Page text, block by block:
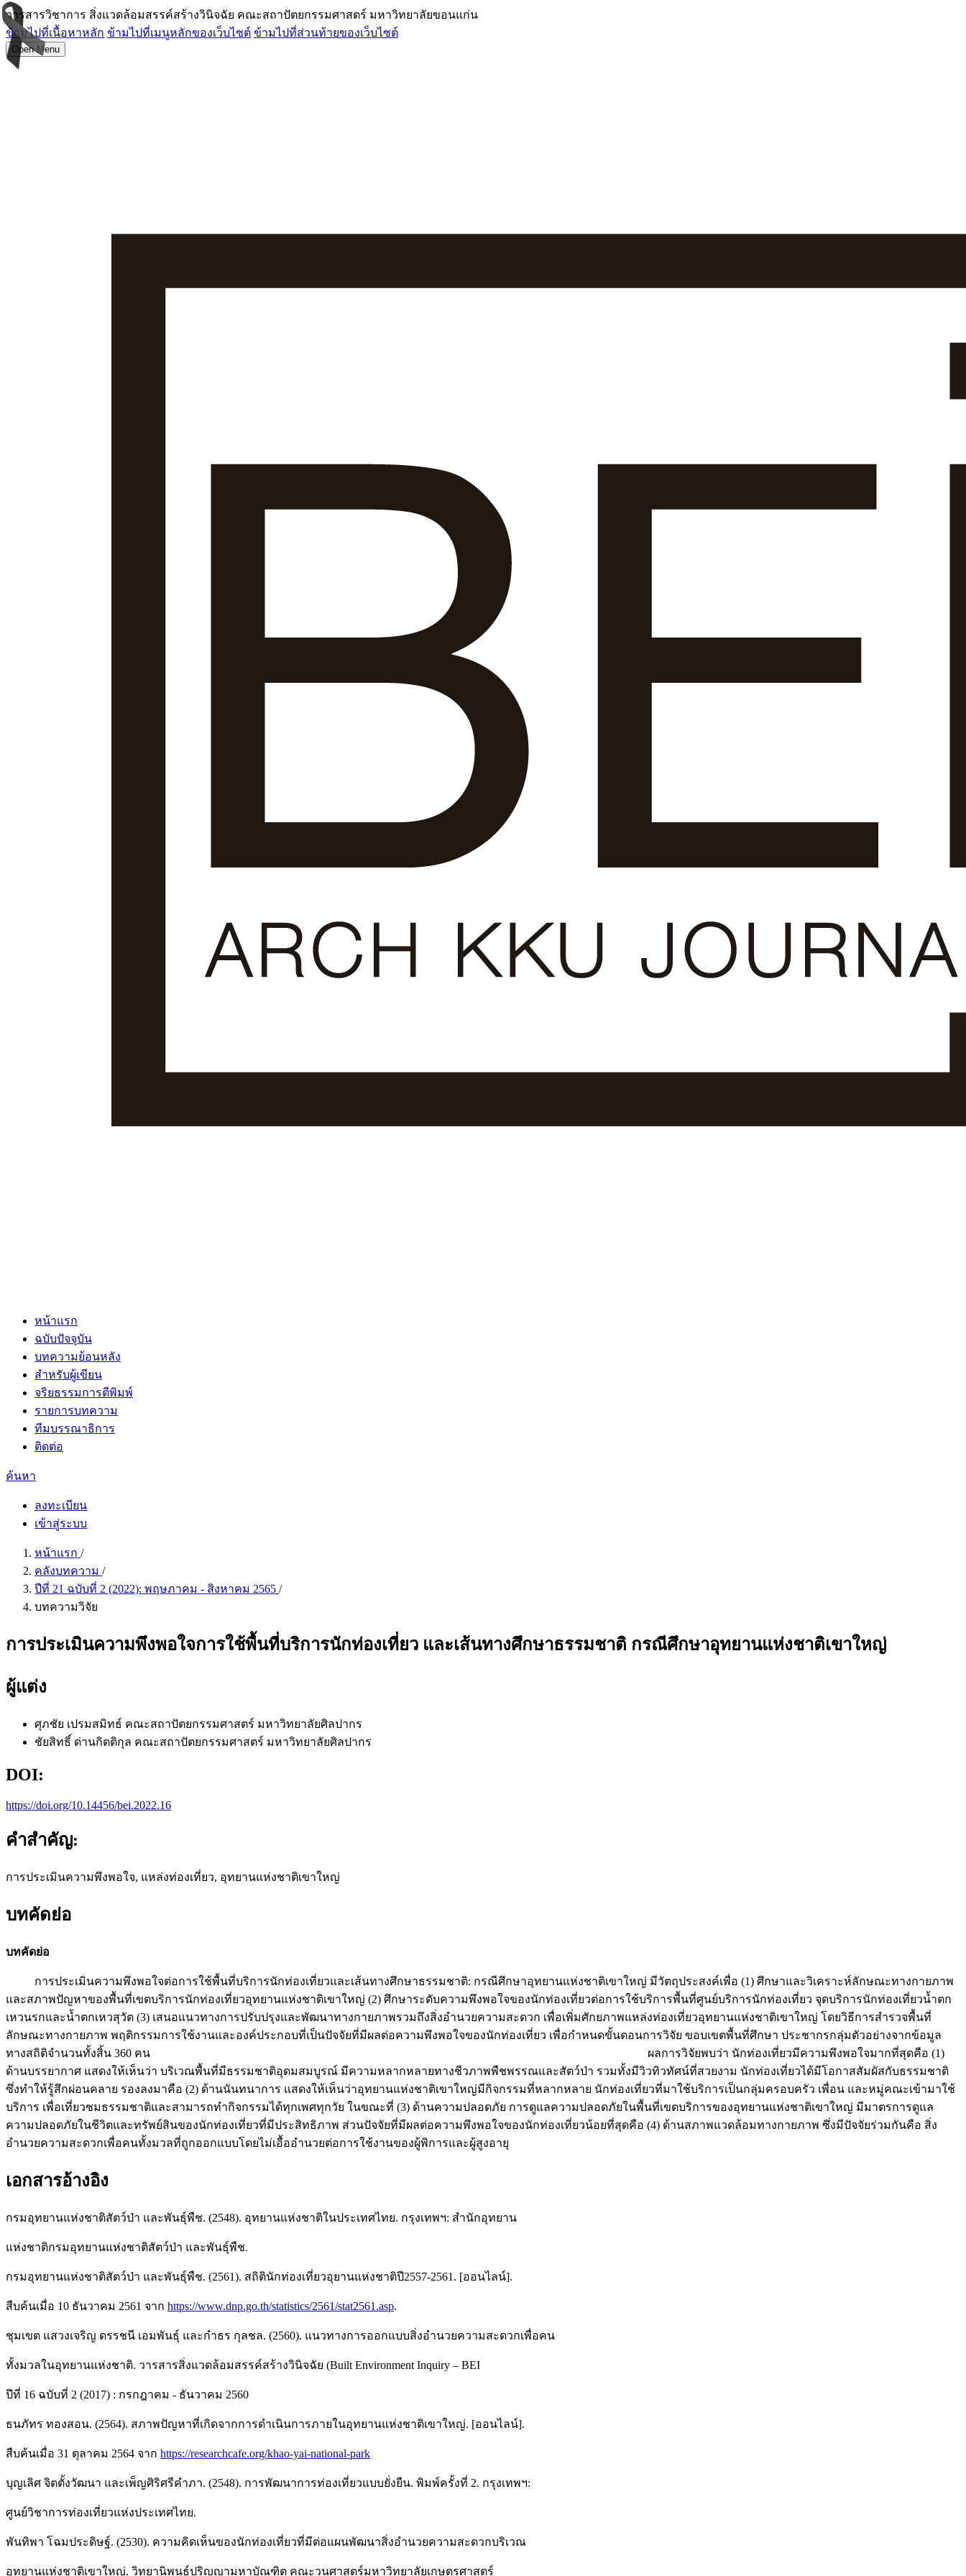
วารสารวิชาการ สิ่งแวดล้อมสรรค์สร้างวินิจฉัย คณะสถาปัตยกรรมศาสตร์ มหาวิทยาลัยขอนแก่น
ข้ามไปที่เนื้อหาหลัก ข้ามไปที่เมนูหลักของเว็บไซต์ ข้ามไปที่ส่วนท้ายของเว็บไซต์
Open Menu
หน้าแรก
ฉบับปัจจุบัน
บทความย้อนหลัง
สำหรับผู้เขียน
จริยธรรมการตีพิมพ์
รายการบทความ
ทีมบรรณาธิการ
ติดต่อ
ค้นหา
ลงทะเบียน
เข้าสู่ระบบ
หน้าแรก /
คลังบทความ /
ปีที่ 21 ฉบับที่ 2 (2022): พฤษภาคม - สิงหาคม 2565 /
บทความวิจัย
การประเมินความพึงพอใจการใช้พื้นที่บริการนักท่องเที่ยว และเส้นทางศึกษาธรรมชาติ กรณีศึกษาอุทยานแห่งชาติเขาใหญ่
ผู้แต่ง
ศุภชัย เปรมสมิทธ์ คณะสถาปัตยกรรมศาสตร์ มหาวิทยาลัยศิลปากร
ชัยสิทธิ์ ด่านกิตติกุล คณะสถาปัตยกรรมศาสตร์ มหาวิทยาลัยศิลปากร
DOI:
https://doi.org/10.14456/bei.2022.16
คำสำคัญ:
การประเมินความพึงพอใจ, แหล่งท่องเที่ยว, อุทยานแห่งชาติเขาใหญ่
บทคัดย่อ
บทคัดย่อ
การประเมินความพึงพอใจต่อการใช้พื้นที่บริการนักท่องเที่ยวและเส้นทางศึกษาธรรมชาติ: กรณีศึกษาอุทยานแห่งชาติเขาใหญ่ มีวัตถุประสงค์เพื่อ (1) ศึกษาและวิเคราะห์ลักษณะทางกายภาพ
และสภาพปัญหาของพื้นที่เขตบริการนักท่องเที่ยวอุทยานแห่งชาติเขาใหญ่ (2) ศึกษาระดับความพึงพอใจของนักท่องเที่ยวต่อการใช้บริการพื้นที่ศูนย์บริการนักท่องเที่ยว จุดบริการนักท่องเที่ยวน้ำตก
เหวนรกและน้ำตกเหวสุวัต (3) เสนอแนวทางการปรับปรุงและพัฒนาทางกายภาพรวมถึงสิ่งอำนวยความสะดวก เพื่อเพิ่มศักยภาพแหล่งท่องเที่ยวอุทยานแห่งชาติเขาใหญ่ โดยวิธีการสำรวจพื้นที่
ลักษณะทางกายภาพ พฤติกรรมการใช้งานและองค์ประกอบที่เป็นปัจจัยที่มีผลต่อความพึงพอใจของนักท่องเที่ยว เพื่อกำหนดขั้นตอนการวิจัย ขอบเขตพื้นที่ศึกษา ประชากรกลุ่มตัวอย่างจากข้อมูล
ทางสถิติจำนวนทั้งสิ้น 360 คน ผลการวิจัยพบว่า นักท่องเที่ยวมีความพึงพอใจมากที่สุดคือ (1)
ด้านบรรยากาศ แสดงให้เห็นว่า บริเวณพื้นที่มีธรรมชาติอุดมสมบูรณ์ มีความหลากหลายทางชีวภาพพืชพรรณและสัตว์ป่า รวมทั้งมีวิวทิวทัศน์ที่สวยงาม นักท่องเที่ยวได้มีโอกาสสัมผัสกับธรรมชาติ
ซึ่งทำให้รู้สึกผ่อนคลาย รองลงมาคือ (2) ด้านนันทนาการ แสดงให้เห็นว่าอุทยานแห่งชาติเขาใหญ่มีกิจกรรมที่หลากหลาย นักท่องเที่ยวที่มาใช้บริการเป็นกลุ่มครอบครัว เพื่อน และหมู่คณะเข้ามาใช้
บริการ เพื่อเที่ยวชมธรรมชาติและสามารถทำกิจกรรมได้ทุกเพศทุกวัย ในขณะที่ (3) ด้านความปลอดภัย การดูแลความปลอดภัยในพื้นที่เขตบริการของอุทยานแห่งชาติเขาใหญ่ มีมาตรการดูแล
ความปลอดภัยในชีวิตและทรัพย์สินของนักท่องเที่ยวที่มีประสิทธิภาพ ส่วนปัจจัยที่มีผลต่อความพึงพอใจของนักท่องเที่ยวน้อยที่สุดคือ (4) ด้านสภาพแวดล้อมทางกายภาพ ซึ่งมีปัจจัยร่วมกันคือ สิ่ง
อำนวยความสะดวกเพื่อคนทั้งมวลที่ถูกออกแบบโดยไม่เอื้ออำนวยต่อการใช้งานของผู้พิการและผู้สูงอายุ
เอกสารอ้างอิง
กรมอุทยานแห่งชาติสัตว์ป่า และพันธุ์พืช. (2548). อุทยานแห่งชาติในประเทศไทย. กรุงเทพฯ: สำนักอุทยาน
แห่งชาติกรมอุทยานแห่งชาติสัตว์ป่า และพันธุ์พืช.
กรมอุทยานแห่งชาติสัตว์ป่า และพันธุ์พืช. (2561). สถิตินักท่องเที่ยวอุยานแห่งชาติปี2557-2561. [ออนไลน์].
สืบค้นเมื่อ 10 ธันวาคม 2561 จาก https://www.dnp.go.th/statistics/2561/stat2561.asp.
ชุมเขต แสวงเจริญ ดรรชนี เอมพันธุ์ และกำธร กุลชล. (2560). แนวทางการออกแบบสิ่งอำนวยความสะดวกเพื่อคน
ทั้งมวลในอุทยานแห่งชาติ. วารสารสิ่งแวดล้อมสรรค์สร้างวินิจฉัย (Built Environment Inquiry – BEI
ปีที่ 16 ฉบับที่ 2 (2017) : กรกฎาคม - ธันวาคม 2560
ธนภัทร ทองสอน. (2564). สภาพปัญหาที่เกิดจากการดำเนินการภายในอุทยานแห่งชาติเขาใหญ่. [ออนไลน์].
สืบค้นเมื่อ 31 ตุลาคม 2564 จาก https://researchcafe.org/khao-yai-national-park
บุญเลิศ จิตตั้งวัฒนา และเพ็ญศิริศรีคำภา. (2548). การพัฒนาการท่องเที่ยวแบบยั่งยืน. พิมพ์ครั้งที่ 2. กรุงเทพฯ:
ศูนย์วิชาการท่องเที่ยวแห่งประเทศไทย.
พันทิพา โฉมประดิษฐ์. (2530). ความคิดเห็นของนักท่องเที่ยวที่มีต่อแผนพัฒนาสิ่งอำนวยความสะดวกบริเวณ
อุทยานแห่งชาติเขาใหญ่. วิทยานิพนธ์ปริญญามหาบัณฑิต คณะวนศาสตร์มหาวิทยาลัยเกษตรศาสตร์